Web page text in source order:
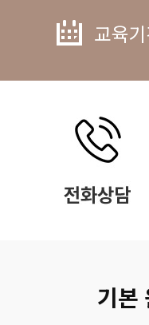
교육
기본